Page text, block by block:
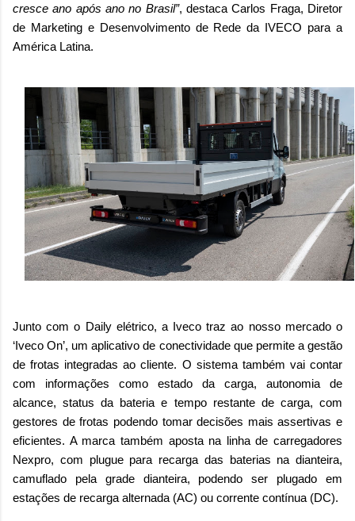
cresce ano após ano no Brasil”, destaca Carlos Fraga, Diretor
de Marketing e Desenvolvimento de Rede da IVECO para a
América Latina.
Junto com o Daily elétrico, a Iveco traz ao nosso mercado o
‘Iveco On’, um aplicativo de conectividade que permite a gestão
de frotas integradas ao cliente. O sistema também vai contar
com informações como estado da carga, autonomia de
alcance, status da bateria e tempo restante de carga, com
gestores de frotas podendo tomar decisões mais assertivas e
eficientes. A marca também aposta na linha de carregadores
Nexpro, com plugue para recarga das baterias na dianteira,
camuflado pela grade dianteira, podendo ser plugado em
estações de recarga alternada (AC) ou corrente contínua (DC).